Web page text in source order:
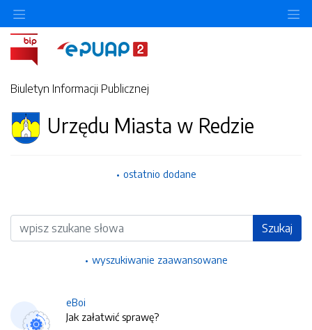
Biuletyn Informacji Publicznej
Urzędu Miasta w Redzie
ostatnio dodane
Wyszukiwarka Szukaj
wyszukiwanie zaawansowane
eBoi
Jak załatwić sprawę?